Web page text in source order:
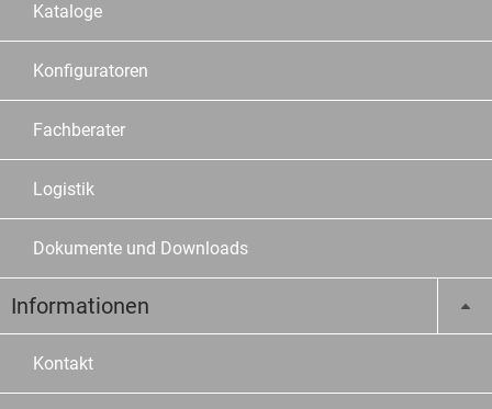
Kataloge
Konfiguratoren
Fachberater
Logistik
Dokumente und Downloads
Informationen
Kontakt